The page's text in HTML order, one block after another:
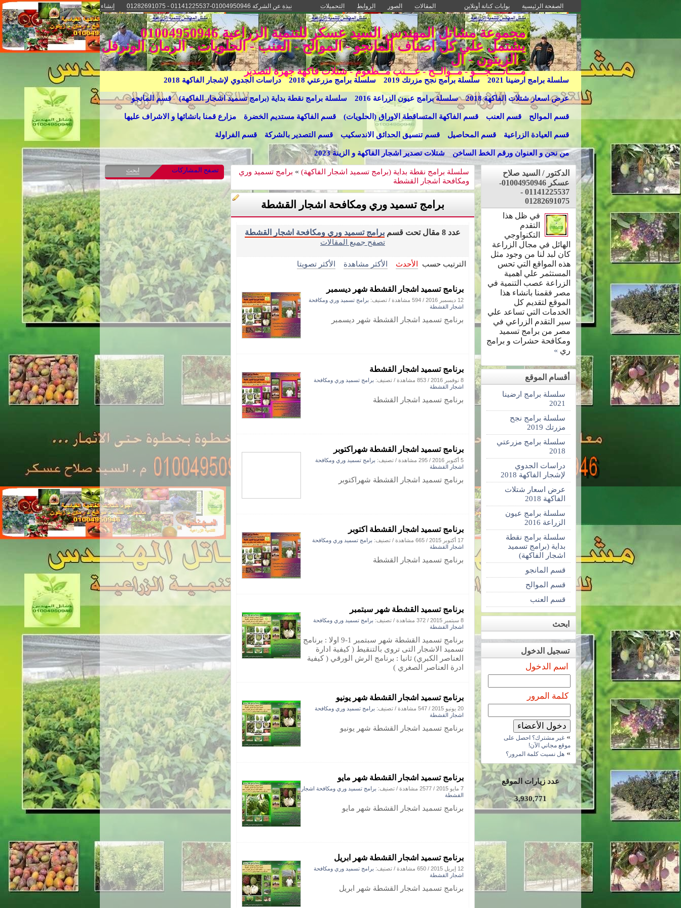
الصفحة الرئيسية بوابات كنانة أونلاين المقالات الصور الروابط التحميلات نبذة عن الشركة 01004950946-01141225537 - 01282691075
إنشاء
موقع مجاني
دخول الأعضاء
مجموعة مشاتل المهندس السيد عسكر للتنمية الزراعية 01004950946
يشتمل علي كل اصناف المانجو - الموالح - العنب - الحلويات - الرمان الونرفل
- الزيتون - ال
مــــانــــجـــو - مــوالــح - عـــنب مــطعوم - شتلات فاكهة جهزة لتصدير
سلسلة برامج ارضينا 2021 سلسلة برامج نجح مزرتك 2019 سلسلة برامج مزرعتي 2018 دراسات الجدوي لإشجار الفاكهة 2018
عرض اسعار شتلات الفاكهة 2018 سلسلة برامج عيون الزراعة 2016 سلسلة برامج نقطة بداية (برامج تسميد اشجار الفاكهة) قسم المانجو
قسم الموالح قسم العنب قسم الفاكهة المتساقطة الاوراق (الحلويات) قسم الفاكهة مستديم الخضرة مزارع قمنا بانشائها و الاشراف عليها
قسم العيادة الزراعية قسم المحاصيل قسم تنسيق الحدائق الاندسكيب قسم التصدير بالشركة قسم الفراولة
من نحن و العنوان ورقم الخط الساخن شتلات تصدير اشجار الفاكهة و الزينة 2023
سلسلة برامج نقطة بداية (برامج تسميد اشجار الفاكهة) » برامج تسميد وري
ومكافحة اشجار القشطة
برامج تسميد وري ومكافحة اشجار القشطة
عدد 8 مقال تحت قسم
برامج تسميد وري ومكافحة اشجار القشطة
تصفح جميع المقالات
الترتيب حسب الأحدث الأكثر مشاهدة الأكثر تصويتا
برنامج تسميد اشجار القشطة شهر ديسمبر
12 ديسمبر 2016 / 594 مشاهدة / تصنيف: برامج تسميد وري ومكافحة
اشجار القشطة
برنامج تسميد اشجار القشطة شهر ديسمبر
برنامج تسميد اشجار القشطة
8 نوفمبر 2016 / 853 مشاهدة / تصنيف: برامج تسميد وري ومكافحة
اشجار القشطة
برنامج تسميد اشجار القشطة
برنامج تسميد اشجار القشطة شهراكتوبر
5 أكتوبر 2016 / 295 مشاهدة / تصنيف: برامج تسميد وري ومكافحة
اشجار القشطة
برنامج تسميد اشجار القشطة شهراكتوبر
برنامج تسميد اشجار القشطة اكتوبر
17 أكتوبر 2015 / 665 مشاهدة / تصنيف: برامج تسميد وري ومكافحة
اشجار القشطة
برنامج تسميد اشجار القشطة
برنامج تسميد القشطة شهر سبتمبر
8 سبتمبر 2015 / 372 مشاهدة / تصنيف: برامج تسميد وري ومكافحة
اشجار القشطة
برنامج تسميد القشطة شهر سبتمبر 1-9 اولا : برنامج
تسميد الاشجار التى تروى بالتنقيط ( كيفية ادارة
العناصر الكبري) ثانيا : برنامج الرش الورقي ( كيفية
ادرة العناصر الصغري )
برنامج تسميد اشجار القشطة شهر يونيو
20 يونيو 2015 / 547 مشاهدة / تصنيف: برامج تسميد وري ومكافحة
اشجار القشطة
برنامج تسميد اشجار القشطة شهر يونيو
برنامج تسميد اشجار القشطة شهر مايو
7 مايو 2015 / 2577 مشاهدة / تصنيف: برامج تسميد وري ومكافحة اشجار
القشطة
برنامج تسميد اشجار القشطة شهر مايو
برنامج تسميد اشجار القشطة شهر ابريل
12 إبريل 2015 / 650 مشاهدة / تصنيف: برامج تسميد وري ومكافحة
اشجار القشطة
برنامج تسميد اشجار القشطة شهر ابريل
الدكتور / السيد صلاح
عسكر 01004950946-
01141225537 -
01282691075
في ظل هذا
التقدم
التكنواوجي
الهائل في مجال الزراعة
كان لبد لنا من وجود مثل
هذه المواقع التي تحس
المستثمر علي اهمية
الزراعة عصب التنمية في
مصر فقمنا بانشاء هذا
الموقع لتقديم كل
الخدمات التي تساعد علي
سير التقدم الزراعي في
مصر من برامج تسميد
ومكافحة حشرات و برامج
ري »
أقسام الموقع
سلسلة برامج ارضينا
2021
سلسلة برامج نجح
مزرتك 2019
سلسلة برامج مزرعتي
2018
دراسات الجدوي
لإشجار الفاكهة 2018
عرض اسعار شتلات
الفاكهة 2018
سلسلة برامج عيون
الزراعة 2016
سلسلة برامج نقطة
بداية (برامج تسميد
اشجار الفاكهة)
قسم المانجو
قسم الموالح
قسم العنب
ابحث
تسجيل الدخول
اسم الدخول
كلمة المرور
» غير مشترك؟ احصل على
موقع مجاني الآن!
» هل نسيت كلمة المرور؟
عدد زيارات الموقع
3,930,771
تصفح المشاركات ابحث